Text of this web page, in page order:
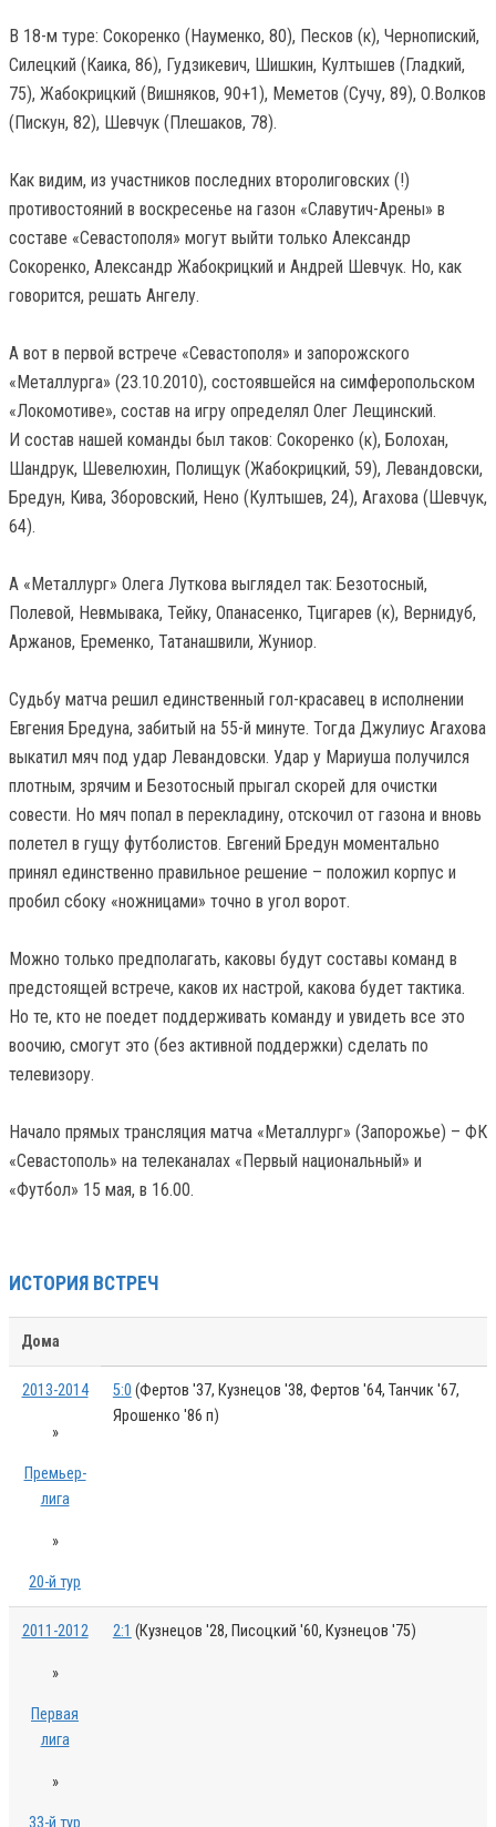
В 18-м туре: Сокоренко (Науменко, 80), Песков (к), Чернопиский,
Силецкий (Каика, 86), Гудзикевич, Шишкин, Култышев (Гладкий,
75), Жабокрицкий (Вишняков, 90+1), Меметов (Сучу, 89), О.Волков
(Пискун, 82), Шевчук (Плешаков, 78).
Как видим, из участников последних второлиговских (!)
противостояний в воскресенье на газон «Славутич-Арены» в
составе «Севастополя» могут выйти только Александр
Сокоренко, Александр Жабокрицкий и Андрей Шевчук. Но, как
говорится, решать Ангелу.
А вот в первой встрече «Севастополя» и запорожского
«Металлурга» (23.10.2010), состоявшейся на симферопольском
«Локомотиве», состав на игру определял Олег Лещинский.
И состав нашей команды был таков: Сокоренко (к), Болохан,
Шандрук, Шевелюхин, Полищук (Жабокрицкий, 59), Левандовски,
Бредун, Кива, Зборовский, Нено (Култышев, 24), Агахова (Шевчук,
64).
А «Металлург» Олега Луткова выглядел так: Безотосный,
Полевой, Невмывака, Тейку, Опанасенко, Тцигарев (к), Вернидуб,
Аржанов, Еременко, Татанашвили, Жуниор.
Судьбу матча решил единственный гол-красавец в исполнении
Евгения Бредуна, забитый на 55-й минуте. Тогда Джулиус Агахова
выкатил мяч под удар Левандовски. Удар у Мариуша получился
плотным, зрячим и Безотосный прыгал скорей для очистки
совести. Но мяч попал в перекладину, отскочил от газона и вновь
полетел в гущу футболистов. Евгений Бредун моментально
принял единственно правильное решение – положил корпус и
пробил сбоку «ножницами» точно в угол ворот.
Можно только предполагать, каковы будут составы команд в
предстоящей встрече, каков их настрой, какова будет тактика.
Но те, кто не поедет поддерживать команду и увидеть все это
воочию, смогут это (без активной поддержки) сделать по
телевизору.
Начало прямых трансляция матча «Металлург» (Запорожье) – ФК
«Севастополь» на телеканалах «Первый национальный» и
«Футбол» 15 мая, в 16.00.
ИСТОРИЯ ВСТРЕЧ
Дома
2013-2014
»
Премьер-
лига
»
20-й тур
5:0 (Фертов '37, Кузнецов '38, Фертов '64, Танчик '67,
Ярошенко '86 п)
2011-2012
»
Первая
лига
»
33-й тур
2:1 (Кузнецов '28, Писоцкий '60, Кузнецов '75)